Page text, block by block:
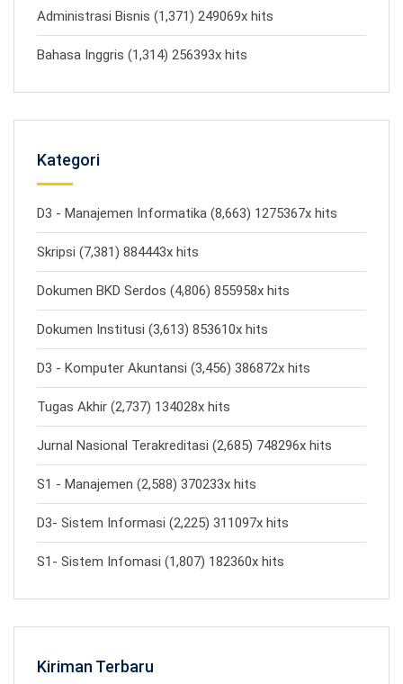
Administrasi Bisnis (1,371) 249069x hits
Bahasa Inggris (1,314) 256393x hits
Kategori
D3 - Manajemen Informatika (8,663) 1275367x hits
Skripsi (7,381) 884443x hits
Dokumen BKD Serdos (4,806) 855958x hits
Dokumen Institusi (3,613) 853610x hits
D3 - Komputer Akuntansi (3,456) 386872x hits
Tugas Akhir (2,737) 134028x hits
Jurnal Nasional Terakreditasi (2,685) 748296x hits
S1 - Manajemen (2,588) 370233x hits
D3- Sistem Informasi (2,225) 311097x hits
S1- Sistem Infomasi (1,807) 182360x hits
Kiriman Terbaru